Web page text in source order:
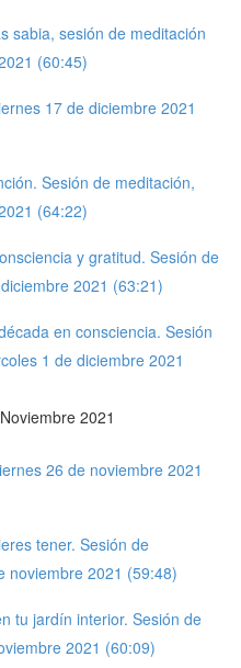
sabia, sesión de meditación
(60:45)
17 de diciembre 2021
Sesión de meditación,
(64:22)
y gratitud. Sesión de
2021 (63:21)
en consciencia. Sesión
1 de diciembre 2021
2021
26 de noviembre 2021
tener. Sesión de
noviembre 2021 (59:48)
tu jardín interior. Sesión de
2021 (60:09)